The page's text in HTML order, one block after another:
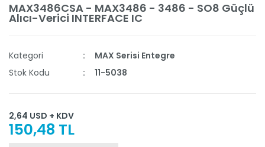
MAX3486CSA - MAX3486 - 3486 - SO8 Güçlü
Alıcı-Verici INTERFACE IC
Kategori
MAX Serisi Entegre
Stok Kodu
11-5038
2,64 USD + KDV
150,48 TL